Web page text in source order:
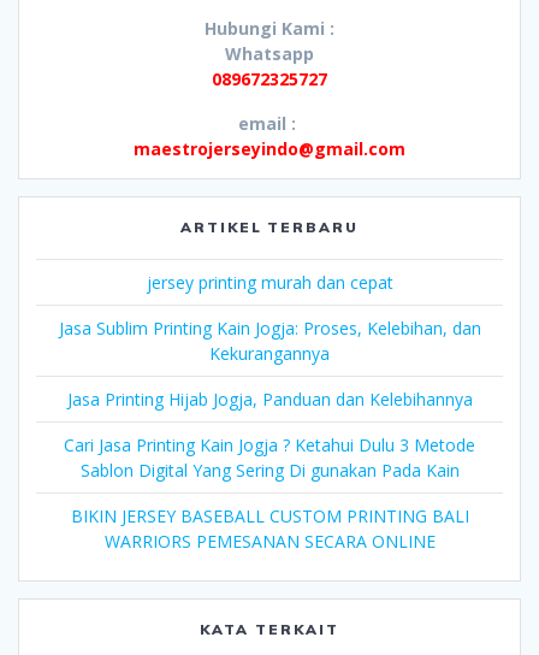
Hubungi Kami :
Whatsapp
089672325727
email :
maestrojerseyindo@gmail.com
ARTIKEL TERBARU
jersey printing murah dan cepat
Jasa Sublim Printing Kain Jogja: Proses, Kelebihan, dan
Kekurangannya
Jasa Printing Hijab Jogja, Panduan dan Kelebihannya
Cari Jasa Printing Kain Jogja ? Ketahui Dulu 3 Metode
Sablon Digital Yang Sering Di gunakan Pada Kain
BIKIN JERSEY BASEBALL CUSTOM PRINTING BALI
WARRIORS PEMESANAN SECARA ONLINE
KATA TERKAIT